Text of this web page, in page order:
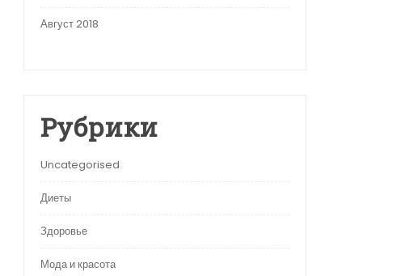
Август 2018
Рубрики
Uncategorised
Диеты
Здоровье
Мода и красота